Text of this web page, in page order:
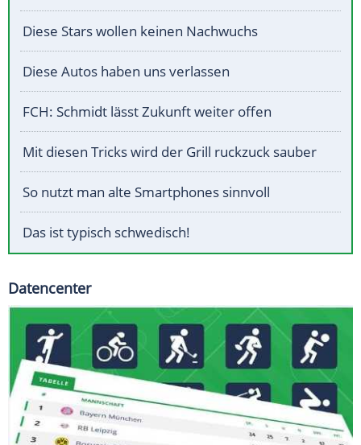
Diese Stars wollen keinen Nachwuchs
Diese Autos haben uns verlassen
FCH: Schmidt lässt Zukunft weiter offen
Mit diesen Tricks wird der Grill ruckzuck sauber
So nutzt man alte Smartphones sinnvoll
Das ist typisch schwedisch!
Datencenter